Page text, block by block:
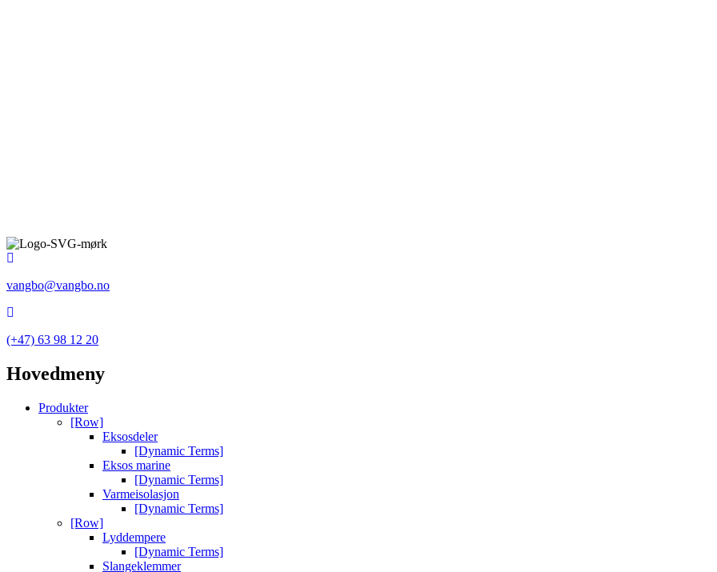
vangbo@vangbo.no
(+47) 63 98 12 20
Hovedmeny
Produkter
[Row]
Eksosdeler
[Dynamic Terms]
Eksos marine
[Dynamic Terms]
Varmeisolasjon
[Dynamic Terms]
[Row]
Lyddempere
[Dynamic Terms]
Slangeklemmer